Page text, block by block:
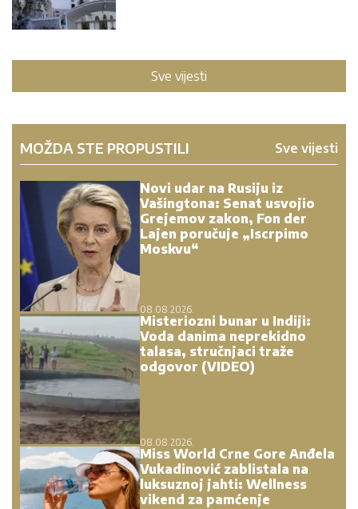
Sve vijesti
MOŽDA STE PROPUSTILI Sve vijesti
Novi udar na Rusiju iz
Vašingtona: Senat usvojio
Grejemov zakon, Fon der
Lajen poručuje „Iscrpimo
Moskvu“
08.08.2026.
Misteriozni bunar u Indiji:
Voda danima neprekidno
talasa, stručnjaci traže
odgovor (VIDEO)
08.08.2026.
Miss World Crne Gore Anđela
Vukadinović zablistala na
luksuznoj jahti: Wellness
vikend za pamćenje